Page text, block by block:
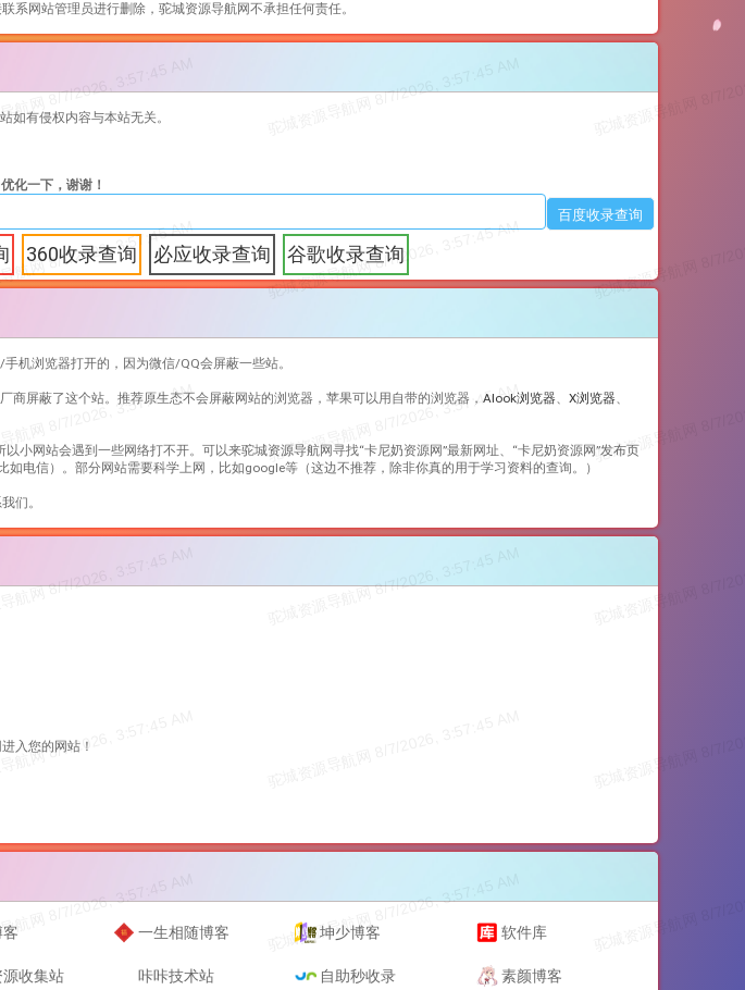
网站管理员进行删除，驼城资源导航网不承担任何责任。
如有侵权内容与本站无关。
化一下，谢谢！
360收录查询 必应收录查询 谷歌收录查询
机浏览器打开的，因为微信/QQ会屏蔽一些站。
商屏蔽了这个站。推荐原生态不会屏蔽网站的浏览器，苹果可以用自带的浏览器， Alook浏览器、 X浏览器、
小网站会遇到一些网络打不开。可以来驼城资源导航网寻找“卡尼奶资源网”最新网址、“卡尼奶资源网”发布页
电信）。部分网站需要科学上网，比如google等（这边不推荐，除非你真的用于学习资料的查询。）
们。
入您的网站！
一生相随博客 坤少博客 软件库
收集站 咔咔技术站 自助秒收录 素颜博客